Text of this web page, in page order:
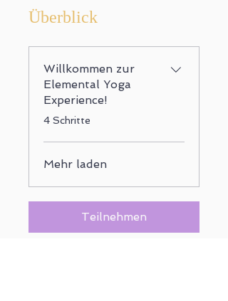
Überblick
Willkommen zur
Elemental Yoga
Experience!
.
4 Schritte
Mehr laden
Teilnehmen